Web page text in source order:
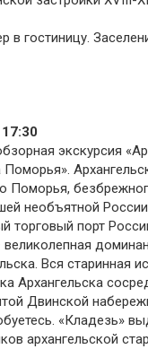
в гостиницу.
экскурсия
Поморья».
Поморья,
необъятной
торговый порт
Вся старинная
Архангельска
Двинской
«Кладезь»
архангельской